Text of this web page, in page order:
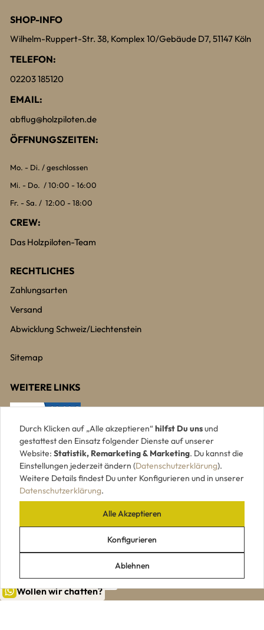
Wollen wir chatten?
SHOP-INFO
Wilhelm-Ruppert-Str. 38, Komplex 10/Gebäude D7, 51147 Köln
TELEFON:
02203 185120
EMAIL:
abflug@holzpiloten.de
ÖFFNUNGSZEITEN:
Mo. - Di. / geschlossen
Mi. - Do. / 10:00 - 16:00
Fr. - Sa. / 12:00 - 18:00
CREW:
Das Holzpiloten-Team
RECHTLICHES
Zahlungsarten
Versand
Abwicklung Schweiz/Liechtenstein
Sitemap
WEITERE LINKS
UNSERE ZAHLUNGSARTEN
Durch Klicken auf „Alle akzeptieren“ hilfst Du unsund
gestattest den Einsatz folgender Dienste auf unserer
Website: Statistik, Remarketing & Marketing. Du kannst die
Einstellungen jederzeit ändern (Datenschutzerklärung).
Weitere Details findest Du unter Konfigurieren und in unserer
Datenschutzerklärung.
Ablehnen
Konfigurieren
Alle Akzeptieren